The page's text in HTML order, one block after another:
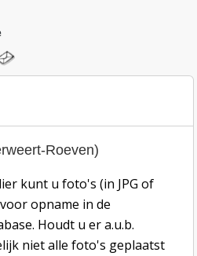
Roeven)
kunt u foto's (in JPG of
opname in de
Houdt u er a.u.b.
niet alle foto's geplaatst